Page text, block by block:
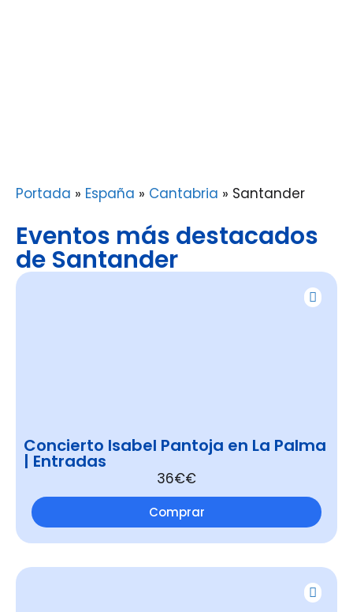
Portada » España » Cantabria » Santander
Eventos más destacados
de Santander
Concierto Isabel Pantoja en La Palma
| Entradas
36€€
Comprar